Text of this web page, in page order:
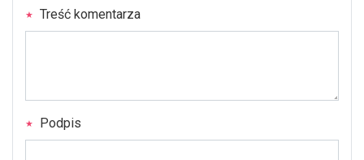
Treść komentarza
Podpis